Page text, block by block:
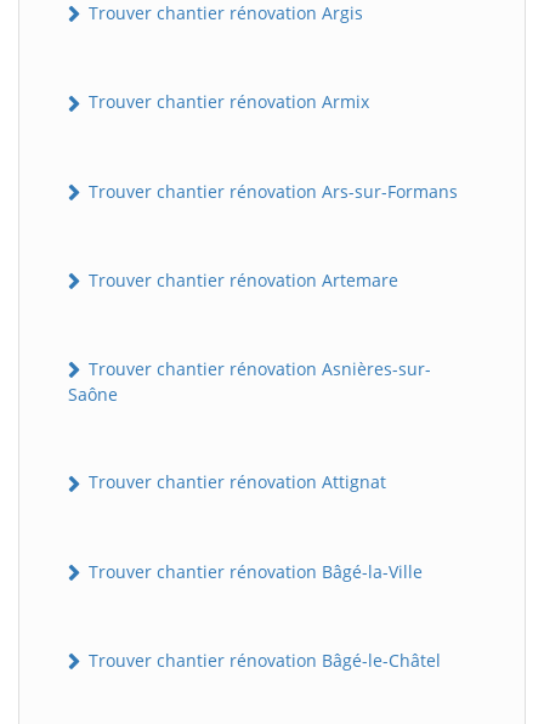
Trouver chantier rénovation Argis
Trouver chantier rénovation Armix
Trouver chantier rénovation Ars-sur-Formans
Trouver chantier rénovation Artemare
Trouver chantier rénovation Asnières-sur-
Saône
Trouver chantier rénovation Attignat
Trouver chantier rénovation Bâgé-la-Ville
Trouver chantier rénovation Bâgé-le-Châtel